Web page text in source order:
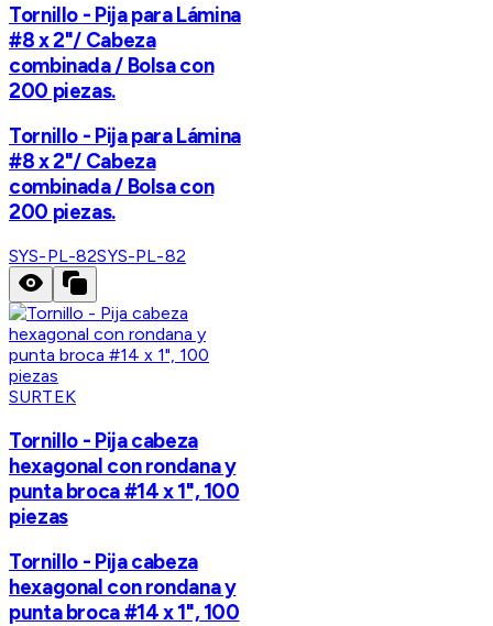
Tornillo - Pija para Lámina
#8 x 2"/ Cabeza
combinada / Bolsa con
200 piezas.
Tornillo - Pija para Lámina
#8 x 2"/ Cabeza
combinada / Bolsa con
200 piezas.
SYS-PL-82SYS-PL-82
SURTEK
Tornillo - Pija cabeza
hexagonal con rondana y
punta broca #14 x 1", 100
piezas
Tornillo - Pija cabeza
hexagonal con rondana y
punta broca #14 x 1", 100